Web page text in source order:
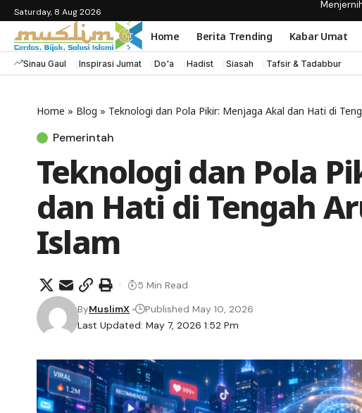
Saturday, 8 Aug 2026
Home Berita Trending Kabar Umat
Sinau Gaul Inspirasi Jumat Do'a Hadist Siasah Tafsir & Tadabbur
Home » Blog » Teknologi dan Pola Pikir: Menjaga Akal dan Hati di
Pemerintah
Teknologi dan Pola
dan Hati di Tengah
Islam
Last Updated: May 7, 2026 1:52 Pm
ByMuslimX Published May 10, 2026
5 Min Read